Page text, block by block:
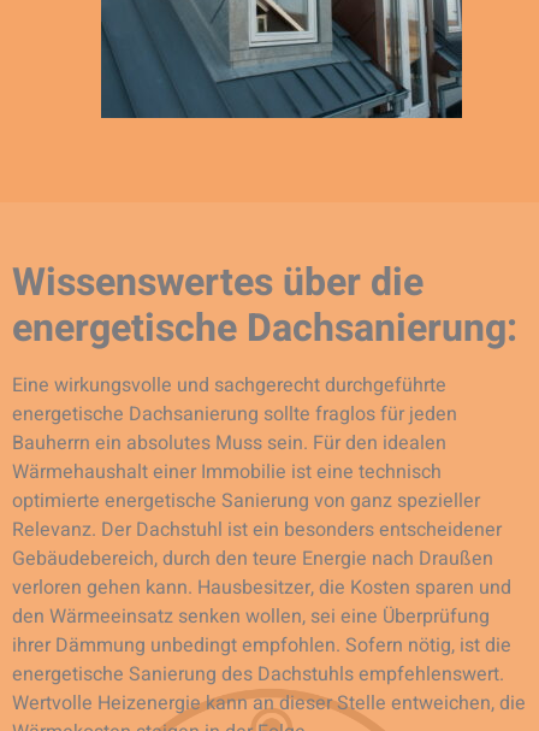
Wissenswertes über die
energetische Dachsanierung:
Eine wirkungsvolle und sachgerecht durchgeführte
energetische Dachsanierung sollte fraglos für jeden
Bauherrn ein absolutes Muss sein. Für den idealen
Wärmehaushalt einer Immobilie ist eine technisch
optimierte energetische Sanierung von ganz spezieller
Relevanz. Der Dachstuhl ist ein besonders entscheidener
Gebäudebereich, durch den teure Energie nach Draußen
verloren gehen kann. Hausbesitzer, die Kosten sparen und
den Wärmeeinsatz senken wollen, sei eine Überprüfung
ihrer Dämmung unbedingt empfohlen. Sofern nötig, ist die
energetische Sanierung des Dachstuhls empfehlenswert.
Wertvolle Heizenergie kann an dieser Stelle entweichen, die